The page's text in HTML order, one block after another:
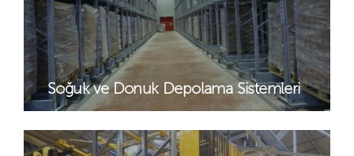
Soğuk ve Donuk Depolama Sistemleri